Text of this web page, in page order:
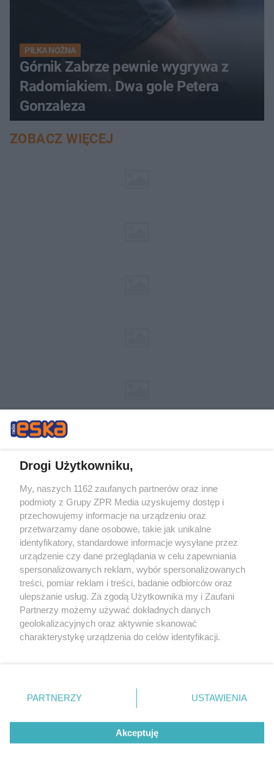
PIŁKA NOŻNA
Górnik Zabrze pewnie wygrywa z
Radomiakiem. Dwa gole Petera
Gonzaleza
ZOBACZ WIĘCEJ
Żaden utwór zamieszczony w serwisie nie może być powielany i
rozpowszechniany lub dalej rozpowszechniany w jakikolwiek sposób (w
tym także elektroniczny lub mechaniczny) na jakimkolwiek polu
eksploatacji w jakiejkolwiek formie, włącznie z umieszczaniem w
Internecie bez pisemnej zgody właściciela praw. Jakiekolwiek użycie lub
wykorzystanie utworów w całości lub w części z naruszeniem prawa,
tzn. bez właściwej zgody, jest zabronione pod groźbą kary i może być
ścigane prawnie.
© 2026 Grupa ZPR Media
Drogi Użytkowniku,
My, naszych 1162 zaufanych partnerów oraz inne
podmioty z Grupy ZPR Media uzyskujemy dostęp i
przechowujemy informacje na urządzeniu oraz
przetwarzamy dane osobowe, takie jak unikalne
identyfikatory, standardowe informacje wysyłane przez
urządzenie czy dane przeglądania w celu zapewniania
spersonalizowanych reklam, wybór spersonalizowanych
treści, pomiar reklam i treści, badanie odbiorców oraz
ulepszanie usług. Za zgodą Użytkownika my i Zaufani
Partnerzy możemy używać dokładnych danych
geolokalizacyjnych oraz aktywnie skanować
charakterystykę urządzenia do celów identyfikacji.
zmienić/wycofać klikając przycisk ustawień prywatności
znajdujący się w lewym dolnym rogu strony
rodzaje przetwarzania danych nie wymagają zgody
użytkownika, ale masz prawo sprzeciwić się takiemu
przetwarzaniu. Preferencje będą miały zastosowanie tylko
PARTNERZY USTAWIENIA
Akceptuję